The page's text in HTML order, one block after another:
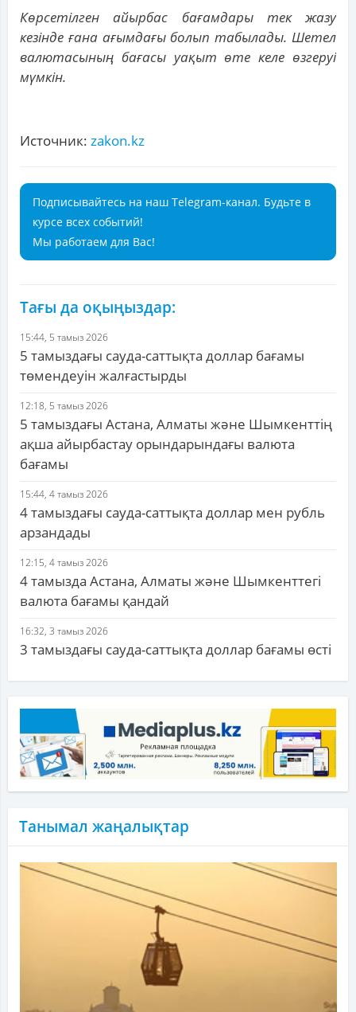
Көрсетілген айырбас бағамдары тек жазу
кезінде ғана ағымдағы болып табылады. Шетел
валютасының бағасы уақыт өте келе өзгеруі
мүмкін.
Источник: zakon.kz
Подписывайтесь на наш Telegram-канал. Будьте в
курсе всех событий!
Мы работаем для Вас!
Тағы да оқыңыздар:
15:44, 5 тамыз 2026
5 тамыздағы сауда-саттықта доллар бағамы
төмендеуін жалғастырды
12:18, 5 тамыз 2026
5 тамыздағы Астана, Алматы және Шымкенттің
ақша айырбастау орындарындағы валюта
бағамы
15:44, 4 тамыз 2026
4 тамыздағы сауда-саттықта доллар мен рубль
арзандады
12:15, 4 тамыз 2026
4 тамызда Астана, Алматы және Шымкенттегі
валюта бағамы қандай
16:32, 3 тамыз 2026
3 тамыздағы сауда-саттықта доллар бағамы өсті
Танымал жаңалықтар